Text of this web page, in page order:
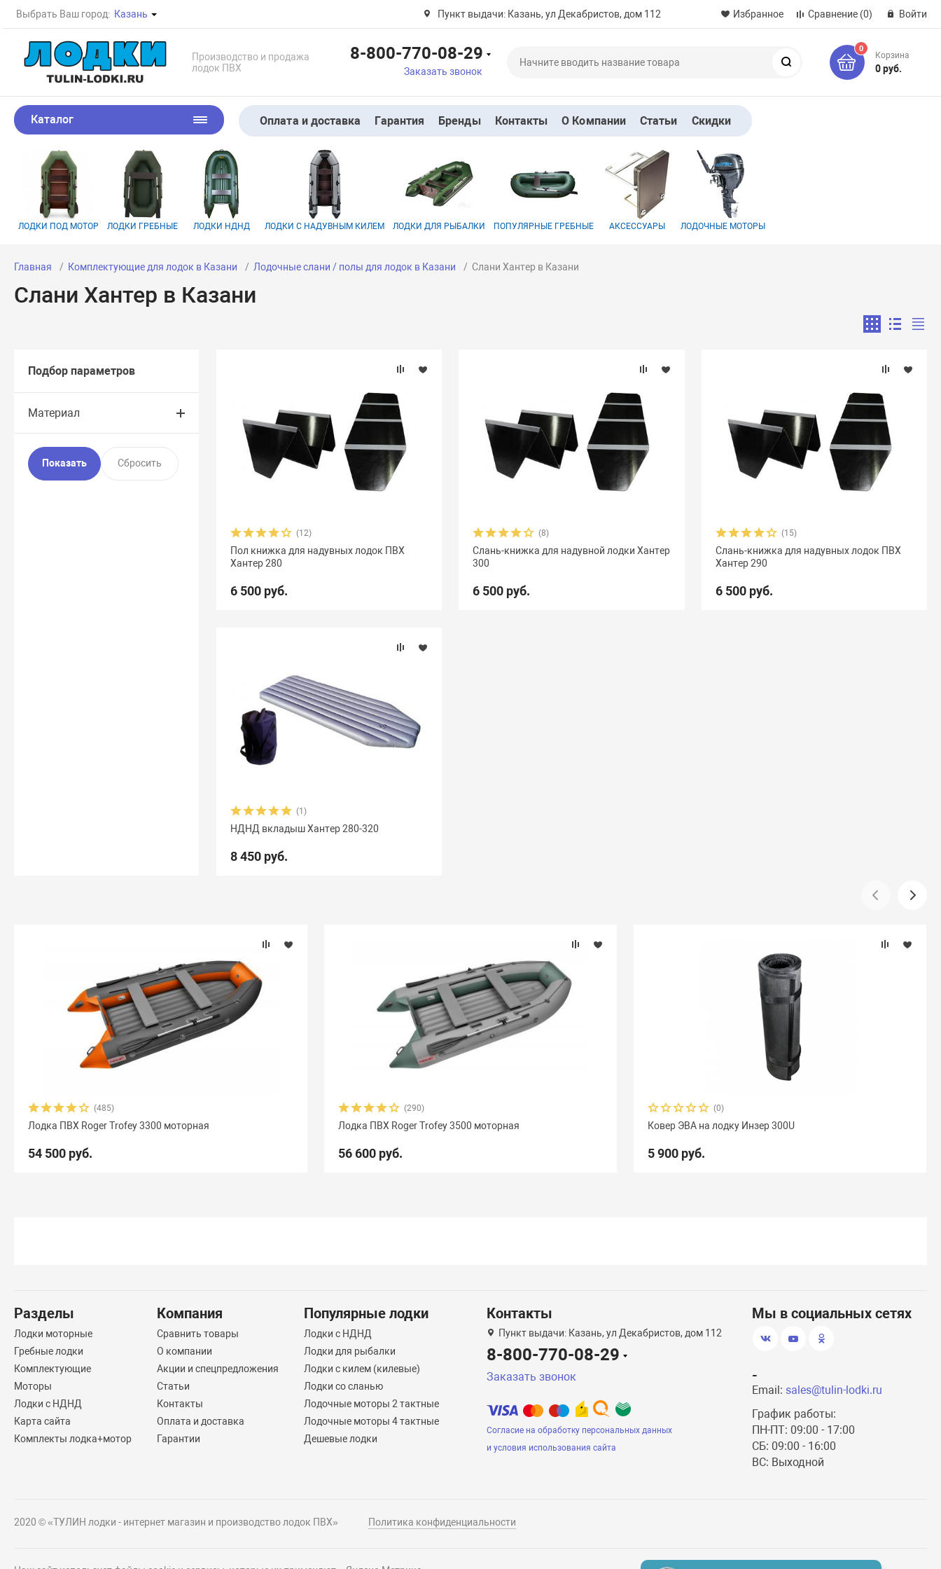
Выбрать Ваш город: Казань Пункт выдачи: Казань, ул Декабристов, дом 112 Избранное Сравнение (0) Войти
Производство и продажа
лодок ПВХ
8-800-770-08-29
Заказать звонок
0
Корзина
0 руб.
Каталог Оплата и доставка Гарантия Бренды Контакты О Компании Статьи Скидки
ЛОДКИ ПОД МОТОР ЛОДКИ ГРЕБНЫЕ ЛОДКИ НДНД ЛОДКИ С НАДУВНЫМ КИЛЕМ ЛОДКИ ДЛЯ РЫБАЛКИ ПОПУЛЯРНЫЕ ГРЕБНЫЕ АКСЕССУАРЫ ЛОДОЧНЫЕ МОТОРЫ
Главная Комплектующие для лодок в Казани Лодочные слани / полы для лодок в Казани Слани Хантер в Казани
Слани Хантер в Казани
Подбор параметров
Материал
(12)
Пол книжка для надувных лодок ПВХ
Хантер 280
6 500 руб.
(8)
Слань-книжка для надувной лодки Хантер
300
6 500 руб.
(15)
Слань-книжка для надувных лодок ПВХ
Хантер 290
6 500 руб.
(1)
НДНД вкладыш Хантер 280-320
8 450 руб.
(485)
Лодка ПВХ Roger Trofey 3300 моторная
54 500 руб.
(290)
Лодка ПВХ Roger Trofey 3500 моторная
56 600 руб.
(0)
Ковер ЭВА на лодку Инзер 300U
5 900 руб.
Разделы
Лодки моторные
Гребные лодки
Комплектующие
Моторы
Лодки с НДНД
Карта сайта
Комплекты лодка+мотор
Компания
Сравнить товары
О компании
Акции и спецпредложения
Статьи
Контакты
Оплата и доставка
Гарантии
Популярные лодки
Лодки с НДНД
Лодки для рыбалки
Лодки с килем (килевые)
Лодки со сланью
Лодочные моторы 2 тактные
Лодочные моторы 4 тактные
Дешевые лодки
Контакты
Пункт выдачи: Казань, ул Декабристов, дом 112
8-800-770-08-29
Заказать звонок
Согласие на обработку персональных данных
и условия использования сайта
Мы в социальных сетях
-
Email: sales@tulin-lodki.ru
График работы:
ПН-ПТ: 09:00 - 17:00
СБ: 09:00 - 16:00
ВС: Выходной
2020 © «ТУЛИН лодки - интернет магазин и производство лодок ПВХ» Политика конфиденциальности